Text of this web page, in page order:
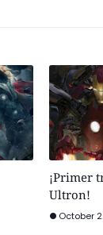
¡Primer
Ultron!
October